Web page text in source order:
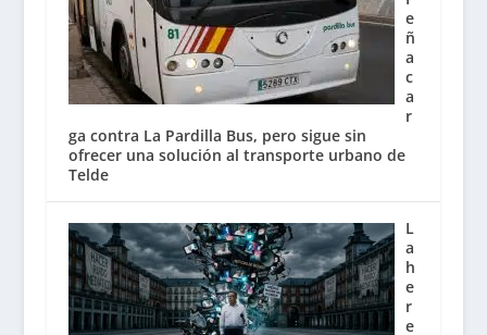
e
ñ
a
c
a
r
ga contra La Pardilla Bus, pero sigue sin
ofrecer una solución al transporte urbano de
Telde
L
a
h
e
r
e